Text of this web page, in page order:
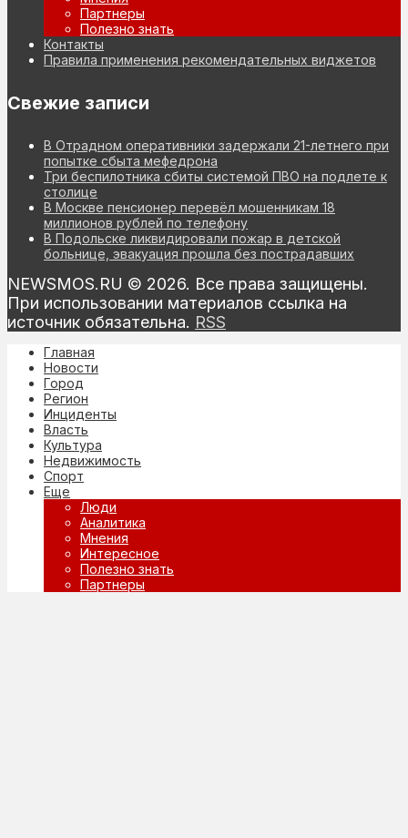
Партнеры
Полезно знать
Контакты
Правила применения рекомендательных виджетов
Свежие записи
В Отрадном оперативники задержали 21-летнего при
попытке сбыта мефедрона
Три беспилотника сбиты системой ПВО на подлете к
столице
В Москве пенсионер перевёл мошенникам 18
миллионов рублей по телефону
В Подольске ликвидировали пожар в детской
больнице, эвакуация прошла без пострадавших
NEWSMOS.RU © 2026. Все права защищены.
При использовании материалов ссылка на
источник обязательна. RSS
Главная
Новости
Город
Регион
Инциденты
Власть
Культура
Недвижимость
Спорт
Еще
Люди
Аналитика
Мнения
Интересное
Полезно знать
Партнеры